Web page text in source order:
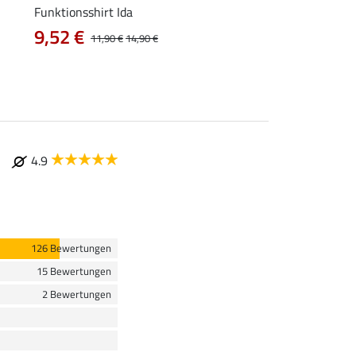
Funktionsshirt Ida
11,90 €14,90 €
9,52 €
4.9
126 Bewertungen
15 Bewertungen
2 Bewertungen